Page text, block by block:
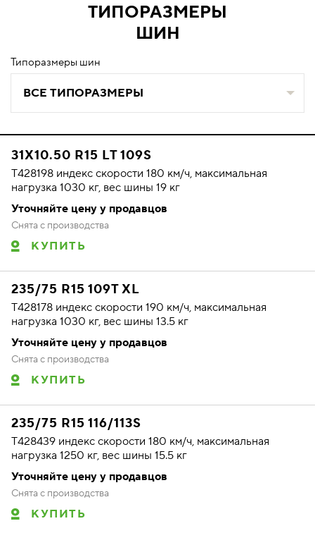
ТИПОРАЗМЕРЫ
ШИН
Типоразмеры шин
ВСЕ ТИПОРАЗМЕРЫ
31X10.50 R15 LT 109S
T428198 индекс скорости 180 км/ч, максимальная
нагрузка 1030 кг, вес шины 19 кг
Уточняйте цену у продавцов
Снята с производства
КУПИТЬ
235/75 R15 109T XL
T428178 индекс скорости 190 км/ч, максимальная
нагрузка 1030 кг, вес шины 13.5 кг
Уточняйте цену у продавцов
Снята с производства
КУПИТЬ
235/75 R15 116/113S
T428439 индекс скорости 180 км/ч, максимальная
нагрузка 1250 кг, вес шины 15.5 кг
Уточняйте цену у продавцов
Снята с производства
КУПИТЬ